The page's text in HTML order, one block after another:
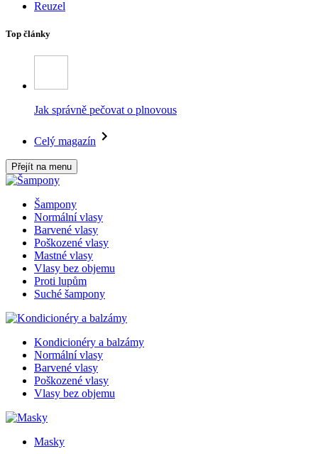
Reuzel
Top články
Jak správně pečovat o plnovous
Celý magazín
Přejít na menu
Šampony
Normální vlasy
Barvené vlasy
Poškozené vlasy
Mastné vlasy
Vlasy bez objemu
Proti lupům
Suché šampony
Kondicionéry a balzámy
Normální vlasy
Barvené vlasy
Poškozené vlasy
Vlasy bez objemu
Masky